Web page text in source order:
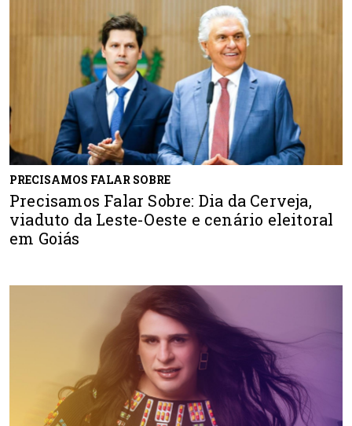
PRECISAMOS FALAR SOBRE
Precisamos Falar Sobre: Dia da Cerveja,
viaduto da Leste-Oeste e cenário eleitoral
em Goiás